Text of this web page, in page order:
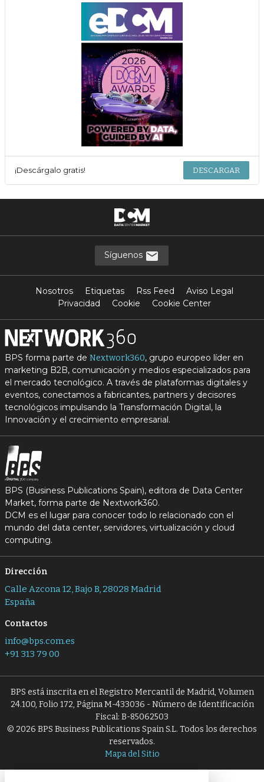
¡Descárgalo gratis! DESCARGAR
Síguenos
Nosotros Etiquetas Rss Feed
Aviso Legal
Privacidad
Cookie Cookie Center
BPS forma parte de Nextwork360, grupo europeo líder en
marketing B2B, comunicación y medios especializados para
el mercado tecnológico. A través de plataformas digitales y
eventos, conectamos a fabricantes, partners y decisores
tecnológicos impulsando la Transformación Digital, la
Innovación y el crecimiento empresarial.
BPS (Business Publications Spain), editora de Data Center
Market, forma parte de Nextwork360.
DCM es el lugar para conocer todo lo relacionado con el
mundo del data center, servidores, virtualización y cloud
computing.
Dirección
Calle Azcona 12, Bajo B, 28028 Madrid
España
Contactos
info@bps.com.es
+91 313 79 00
BPS está inscrita en el Registro Mercantil de Madrid, Volumen
24.100, Folio 172, Página M-433036 - Número de Identificación
Fiscal: B-85062503
© 2026 BPS Business Publications Spain S.L. Todos los derechos
reservados.
Mapa del Sitio